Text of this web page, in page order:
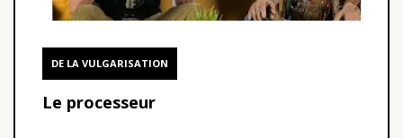
DE LA VULGARISATION
Le processeur